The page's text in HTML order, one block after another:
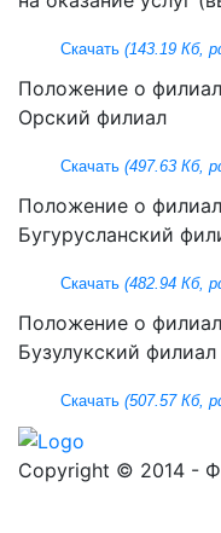
Скачать (143.19 Кб,
Положение о
Орский филиал
Скачать (497.63 Кб,
Положение о
Бугурусланский
Скачать (482.94 Кб,
Положение о
Бузулукский филиал
Скачать (507.57 Кб,
Copyright © 2014 -